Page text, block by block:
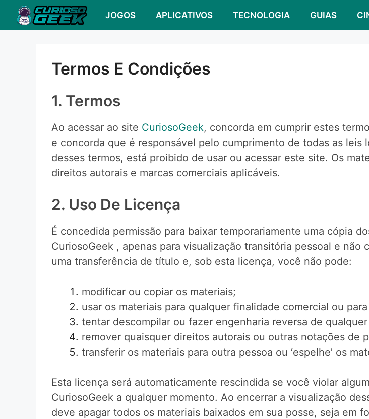
Pular
para
JOGOS APLICATIVOS TECNOLOGIA GUIAS
Termos E Condições
1. Termos
Ao acessar ao site CuriosoGeek, concorda em cumprir estes
e concorda que é responsável pelo cumprimento de todas as
desses termos, está proibido de usar ou acessar este site. Os
direitos autorais e marcas comerciais aplicáveis.
2. Uso De Licença
É concedida permissão para baixar temporariamente uma cópia
CuriosoGeek , apenas para visualização transitória pessoal e
uma transferência de título e, sob esta licença, você não pode:
modificar ou copiar os materiais;
usar os materiais para qualquer finalidade comercial ou
tentar descompilar ou fazer engenharia reversa de
remover quaisquer direitos autorais ou outras notações de
transferir os materiais para outra pessoa ou ‘espelhe’ os
Esta licença será automaticamente rescindida se você violar
CuriosoGeek a qualquer momento. Ao encerrar a visualização
deve apagar todos os materiais baixados em sua posse, seja em